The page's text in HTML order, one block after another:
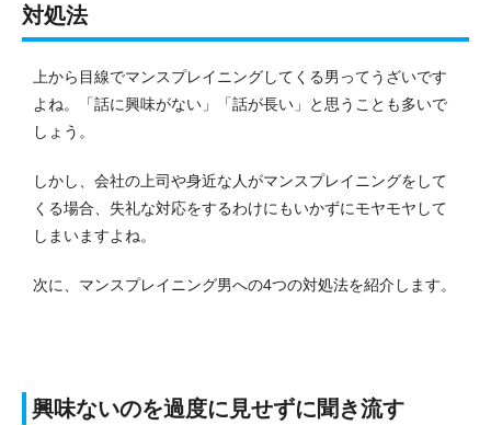
対処法
上から目線でマンスプレイニングしてくる男ってうざいです
よね。
「話に興味がない」「話が長い」と思うことも多いで
しょう。
しかし、会社の上司や身近な人がマンスプレイニングをして
くる場合、失礼な対応をするわけにもいかずにモヤモヤして
しまいますよね。
次に、マンスプレイニング男への4つの対処法を紹介します。
興味ないのを過度に見せずに聞き流す